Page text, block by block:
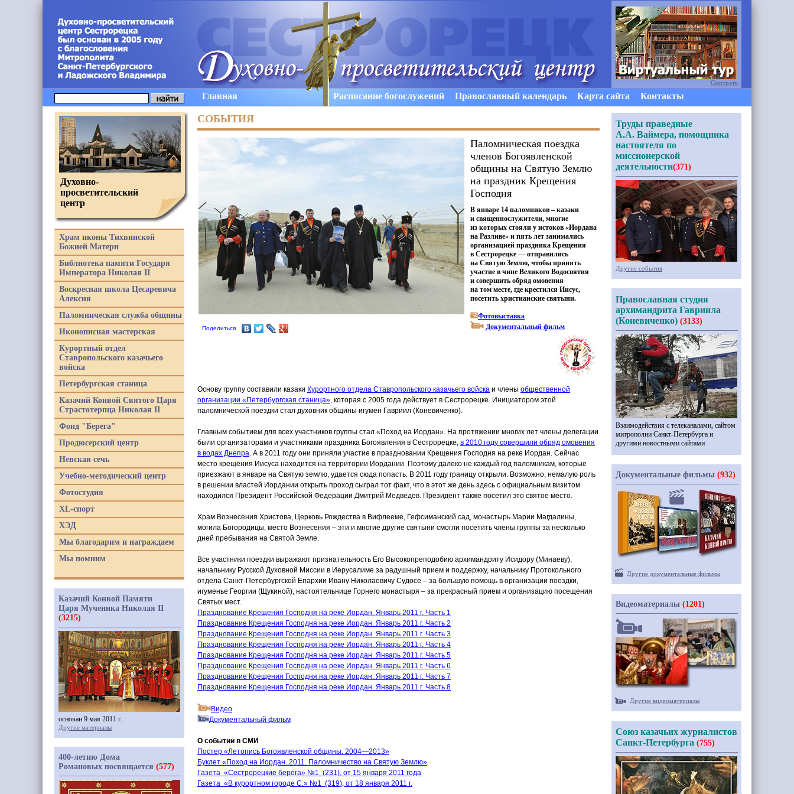
Главная Расписание богослужений Православный календарь Карта сайта Контакты
СОБЫТИЯ
Поделиться
Паломническая поездка
членов Богоявленской
общины на Святую Землю
на праздник Крещения
Господня
В январе 14 паломников – казаки
и священнослужители, многие
из которых стояли у истоков «Иордана
на Разливе» и пять лет занимались
организацией праздника Крещения
в Сестрорецке — отправились
на Святую Землю, чтобы принять
участие в чине Великого Водосвятия
и совершить обряд омовения
на том месте, где крестился Иисус,
посетить христианские святыни.
Фотовыставка
Документальный фильм
Основу группу составили казаки Курортного отдела Ставропольского казачьего войска и члены общественной
организации « Петербургская станица», которая с 2005 года действует в Сестрорецке. Инициатором этой
паломнической поездки стал духовник общины игумен Гавриил (Коневиченко).
Главным событием для всех участников группы стал « Поход на Иордан». На протяжении многих лет члены делегации
были организаторами и участниками праздника Богоявления в Сестрорецке, в 2010 году совершили обряд омовения
в водах Днепра. А в 2011 году они приняли участие в праздновании Крещения Господня на реке Иордан. Сейчас
место крещения Иисуса находится на территории Иордании. Поэтому далеко не каждый год паломникам, которые
приезжают в январе на Святую землю, удается сюда попасть. В 2011 году границу открыли. Возможно, немалую роль
в решении властей Иордании открыть проход сыграл тот факт, что в этот же день здесь с официальным визитом
находился Президент Российской Федерации Дмитрий Медведев. Президент также посетил это святое место.
Храм Вознесения Христова, Церковь Рождества в Вифлееме, Гефсиманский сад, монастырь Марии Магдалины,
могила Богородицы, место Вознесения – эти и многие другие святыни смогли посетить члены группы за несколько
дней пребывания на Святой Земле.
Все участники поездки выражают признательность Его Высокопреподобию архимандриту Исидору (Минаеву),
начальнику Русской Духовной Миссии в Иерусалиме за радушный прием и поддержку, начальнику Протокольного
отдела Санкт-Петербургской Епархии Ивану Николаевичу Судосе – за большую помощь в организации поездки,
игуменье Георгии (Щукиной), настоятельнице Горнего монастыря – за прекрасный прием и организацию посещения
Святых мест.
Празднование Крещения Господня на реке Иордан. Январь 2011 г. Часть 1
Празднование Крещения Господня на реке Иордан. Январь 2011 г. Часть 2
Празднование Крещения Господня на реке Иордан. Январь 2011 г. Часть 3
Празднование Крещения Господня на реке Иордан. Январь 2011 г. Часть 4
Празднование Крещения Господня на реке Иордан. Январь 2011 г. Часть 5
Празднование Крещения Господня на реке Иордан. Январь 2011 г. Часть 6
Празднование Крещения Господня на реке Иордан. Январь 2011 г. Часть 7
Празднование Крещения Господня на реке Иордан. Январь 2011 г. Часть 8
Видео
Документальный фильм
О событии в СМИ
Постер «Летопись Богоявленской общины. 2004—2013»
Буклет « Поход на Иордан. 2011. Паломничество на Святую Землю»
Газета «Сестрорецкие берега» №1 (231), от 15 января 2011 года
Газета « В курортном городе С.» №1 (319), от 18 января 2011 г.
Духовно-
просветительский
центр
Храм иконы Тихвинской
Божией Матери
Библиотека памяти Государя
Императора Николая II
Воскресная школа Цесаревича
Алексия
Паломническая служба общины
Иконописная мастерская
Курортный отдел
Ставропольского казачьего
войска
Петербургская станица
Казачий Конвой Святого Царя
Страстотерпца Николая II
Фонд "Берега"
Продюсерский центр
Невская сечь
Учебно-методический центр
Фотостудия
XL-спорт
ХЭД
Мы благодарим и награждаем
Мы помним
Казачий Конвой Памяти
Царя Мученика Николая II
(3215)
основан 9 мая 2011 г.
Другие материалы
400-летию Дома
Романовых посвящается (577)
Смотреть
Труды праведные
А.А. Ваймера, помощника
настоятеля по
миссионерской
деятельности(371)
Другие события
Православная студия
архимандрита Гавриила
(Коневиченко) (3133)
Взаимодействия с телеканалами, сайтом
митрополии Санкт-Петербурга и
другими новостными сайтами
Документальные фильмы (932)
Другие документальные фильмы
Видеоматериалы (1201)
Другие видеоматериалы
Союз казачьих журналистов
Санкт-Петербурга (755)